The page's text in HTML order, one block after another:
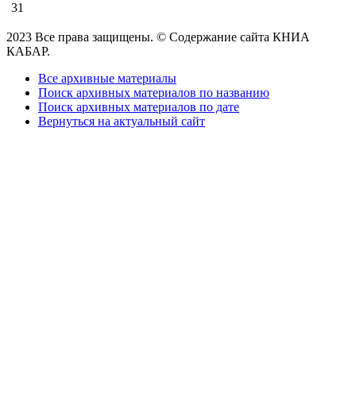
31
2023 Все права защищены. © Содержание сайта КНИА
КАБАР.
Все архивные материалы
Поиск архивных материалов по названию
Поиск архивных материалов по дате
Вернуться на актуальный сайт